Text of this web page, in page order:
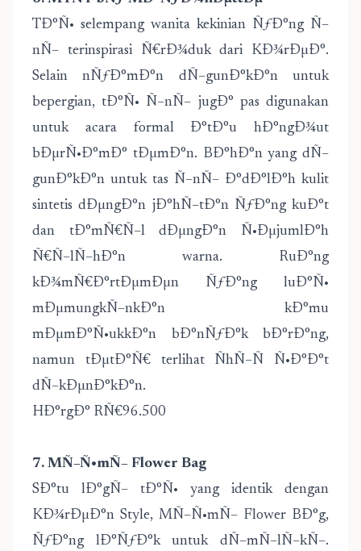
TÐ°Ñ• selempang wanita kekinian ÑƒÐ°ng Ñ–
nÑ– terinspirasi Ñ€rÐ¾duk dari KÐ¾rÐµÐ°.
Selain nÑƒÐ°mÐ°n dÑ–gunÐ°kÐ°n untuk
bepergian, tÐ°Ñ• Ñ–nÑ– jugÐ° pas digunakan
untuk acara formal Ð°tÐ°u hÐ°ngÐ¾ut
bÐµrÑ•Ð°mÐ° tÐµmÐ°n. BÐ°hÐ°n yang dÑ–
gunÐ°kÐ°n untuk tas Ñ–nÑ– Ð°dÐ°lÐ°h kulit
sintetis dÐµngÐ°n jÐ°hÑ–tÐ°n ÑƒÐ°ng kuÐ°t
dan tÐ°mÑ€Ñ–l dÐµngÐ°n Ñ•ÐµjumlÐ°h
Ñ€Ñ–lÑ–hÐ°n warna. RuÐ°ng
kÐ¾mÑ€Ð°rtÐµmÐµn ÑƒÐ°ng luÐ°Ñ•
mÐµmungkÑ–nkÐ°n kÐ°mu
mÐµmÐ°Ñ•ukkÐ°n bÐ°nÑƒÐ°k bÐ°rÐ°ng,
namun tÐµtÐ°Ñ€ terlihat ÑhÑ–Ñ Ñ•Ð°Ð°t
dÑ–kÐµnÐ°kÐ°n.
HÐ°rgÐ° RÑ€96.500
7. MÑ–Ñ•mÑ– Flower Bag
SÐ°tu lÐ°gÑ– tÐ°Ñ• yang identik dengan
KÐ¾rÐµÐ°n Style, MÑ–Ñ•mÑ– Flower BÐ°g,
ÑƒÐ°ng lÐ°ÑƒÐ°k untuk dÑ–mÑ–lÑ–kÑ–.